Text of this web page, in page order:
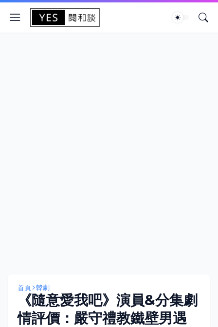
首頁 韓劇
《隨意愛我吧》演員&分集劇
情評價：嚴守禮教鐵壁男遇